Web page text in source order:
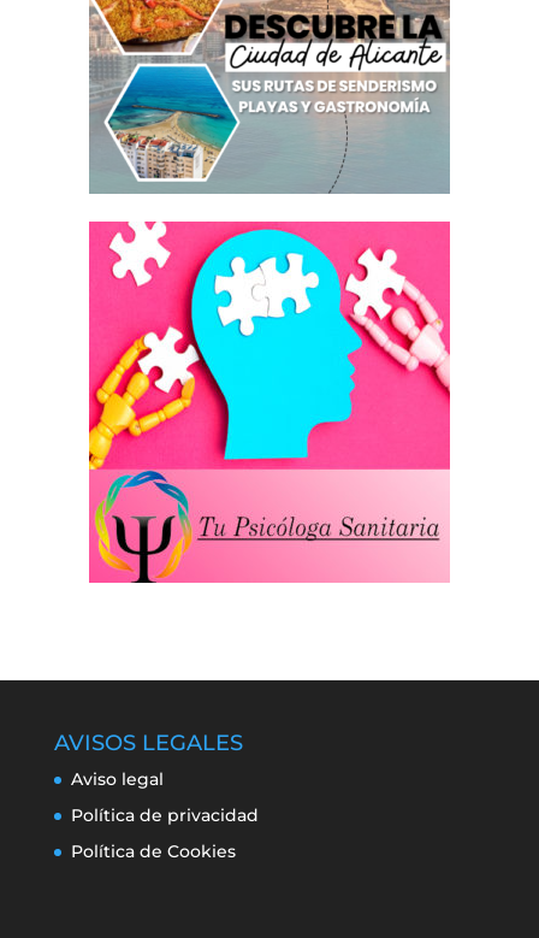
AVISOS LEGALES
Aviso legal
Política de privacidad
Política de Cookies